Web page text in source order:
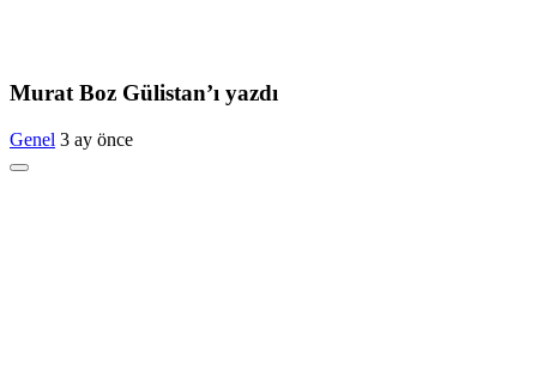
Murat Boz Gülistan’ı yazdı
Genel 3 ay önce